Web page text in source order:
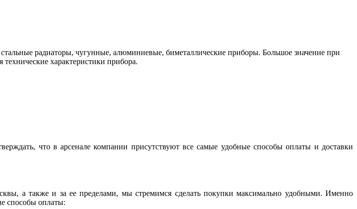
радиаторы, чугунные, алюминиевые, биметаллические приборы. Большое значение при
характеристики прибора.
что в арсенале компании присутствуют все самые удобные способы оплаты и доставки
а также и за ее пределами, мы стремимся сделать покупки максимально удобными. Именно
способы оплаты: